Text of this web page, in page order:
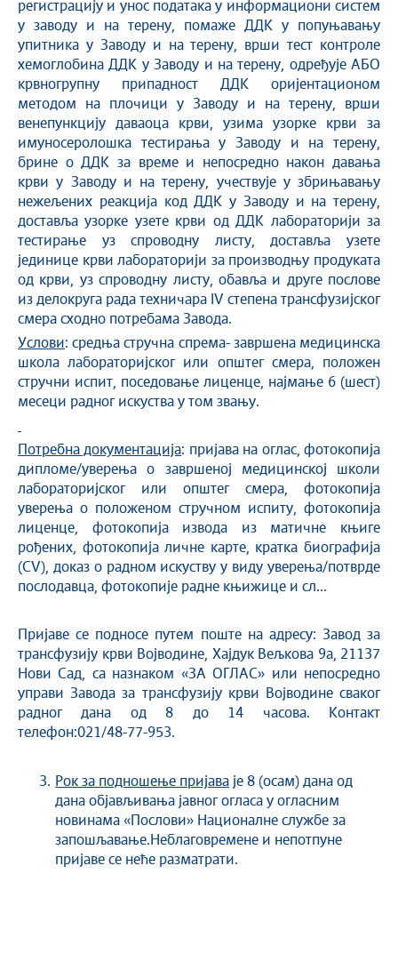
регистрацију и унос података у информациони систем
у заводу и на терену, помаже ДДК у попуњавању
упитника у Заводу и на терену, врши тест контроле
хемоглобина ДДК у Заводу и на терену, одређује АБО
крвногрупну припадност ДДК оријентационом
методом на плочици у Заводу и на терену, врши
венепункцију даваоца крви, узима узорке крви за
имуносеролошка тестирања у Заводу и на терену,
брине о ДДК за време и непосредно након давања
крви у Заводу и на терену, учествује у збрињавању
нежељених реакција код ДДК у Заводу и на терену,
доставља узорке узете крви од ДДК лабораторији за
тестирање уз спроводну листу, доставља узете
јединице крви лабораторији за производњу продуката
од крви, уз спроводну листу, обавља и друге послове
из делокруга рада техничара IV степена трансфузијског
смера сходно потребама Завода.
Услови: средња стручна спрема- завршена медицинска
школа лабораторијског или oпштег смера, положен
стручни испит, поседовање лиценце, најмање 6 (шест)
месеци радног искуства у том звању.
Потребна документација: пријава на оглас, фотокопија
дипломе/уверења о завршеној медицинској школи
лабораторијског или oпштег смера, фотокопија
уверења о положеном стручном испиту, фотокопија
лиценце, фотокопија извода из матичне књиге
рођених, фотокопија личне карте, кратка биографија
(CV), доказ о радном искуству у виду уверења/потврде
послодавца, фотокопије радне књижице и сл...
Пријаве се подносе путем поште на адресу: Завод за
трансфузију крви Војводине, Хајдук Вељкова 9а, 21137
Нови Сад, са назнаком «ЗА ОГЛАС» или непосредно
управи Завода за трансфузију крви Војводине сваког
радног дана од 8 до 14 часова. Контакт
телефон:021/48-77-953.
Рок за подношење пријава је 8 (осам) дана од
дана објављивања јавног огласа у огласним
новинама «Послови» Националне службе за
запошљавање.Неблаговремене и непотпуне
пријаве се неће разматрати.